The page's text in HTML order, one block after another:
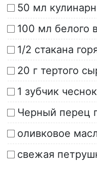
50 мл
100 мл белого
1/2 стакана
20 г тертого
1 зубчик
Черный перец
оливковое
свежая